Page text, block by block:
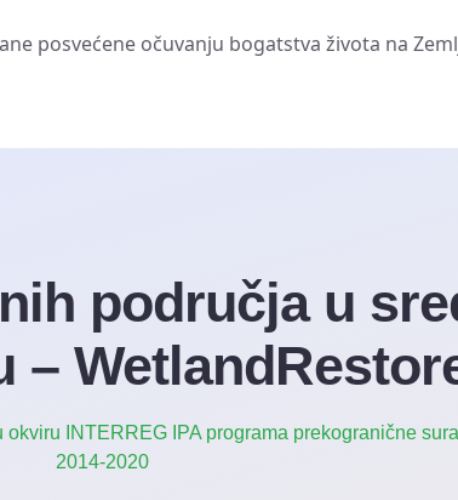
posvećene očuvanju bogatstva života na
područja u
–
INTERREG IPA programa prekogranične
2014-2020